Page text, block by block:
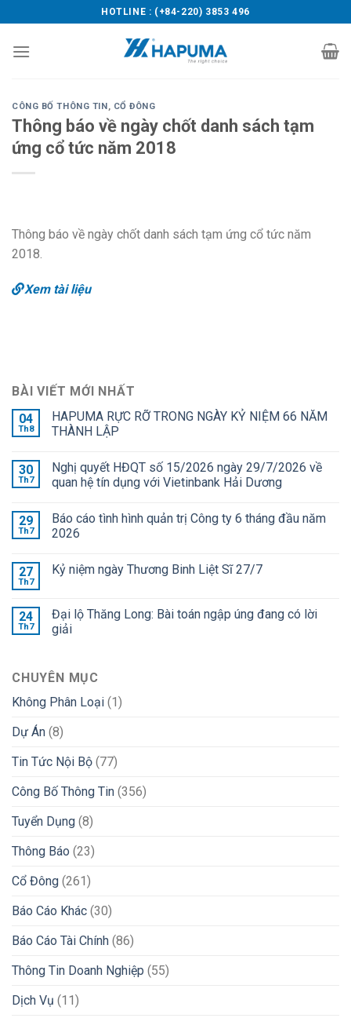
to
content
HOTLINE : (+84-220) 3853 496
CÔNG BỐ THÔNG TIN, CỔ ĐÔNG
Thông báo về ngày chốt danh sách tạm
ứng cổ tức năm 2018
Thông báo về ngày chốt danh sách tạm ứng cổ tức năm
2018.
Xem tài liệu
BÀI VIẾT MỚI NHẤT
04
Th8
HAPUMA RỰC RỠ TRONG NGÀY KỶ NIỆM 66 NĂM
THÀNH LẬP
30
Th7
Nghị quyết HĐQT số 15/2026 ngày 29/7/2026 về
quan hệ tín dụng với Vietinbank Hải Dương
29
Th7
Báo cáo tình hình quản trị Công ty 6 tháng đầu năm
2026
27
Th7
Kỷ niệm ngày Thương Binh Liệt Sĩ 27/7
24
Th7
Đại lộ Thăng Long: Bài toán ngập úng đang có lời
giải
CHUYÊN MỤC
Không Phân Loại (1)
Dự Án (8)
Tin Tức Nội Bộ (77)
Công Bố Thông Tin (356)
Tuyển Dụng (8)
Thông Báo (23)
Cổ Đông (261)
Báo Cáo Khác (30)
Báo Cáo Tài Chính (86)
Thông Tin Doanh Nghiệp (55)
Dịch Vụ (11)